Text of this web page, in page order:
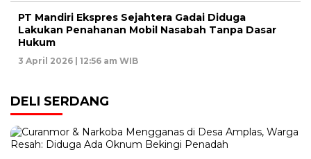
PT Mandiri Ekspres Sejahtera Gadai Diduga
Lakukan Penahanan Mobil Nasabah Tanpa Dasar
Hukum
3 April 2026 | 12:56 am WIB
DELI SERDANG